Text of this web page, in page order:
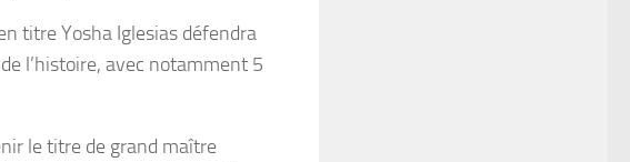
titre Yosha Iglesias défendra
l’histoire, avec notamment 5
le titre de grand maître